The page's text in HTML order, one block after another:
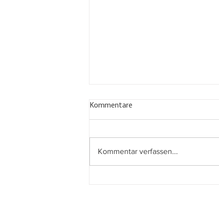
Kommentare
Kommentar verfassen...